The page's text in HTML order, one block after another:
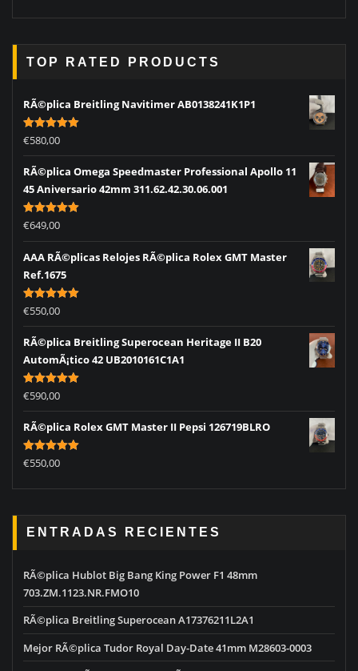
TOP RATED PRODUCTS
RÃ©plica Breitling Navitimer AB0138241K1P1
Rated5.00
out of 5
€580,00
RÃ©plica Omega Speedmaster Professional Apollo 11
45 Aniversario 42mm 311.62.42.30.06.001
Rated5.00
out of 5
€649,00
AAA RÃ©plicas Relojes RÃ©plica Rolex GMT Master
Ref.1675
Rated5.00
out of 5
€550,00
RÃ©plica Breitling Superocean Heritage II B20
AutomÃ¡tico 42 UB2010161C1A1
Rated5.00
out of 5
€590,00
RÃ©plica Rolex GMT Master II Pepsi 126719BLRO
Rated5.00
out of 5
€550,00
ENTRADAS RECIENTES
RÃ©plica Hublot Big Bang King Power F1 48mm
703.ZM.1123.NR.FMO10
RÃ©plica Breitling Superocean A17376211L2A1
Mejor RÃ©plica Tudor Royal Day-Date 41mm M28603-0003